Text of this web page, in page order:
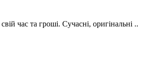
час та гроші. Сучасні, оригінальні ..